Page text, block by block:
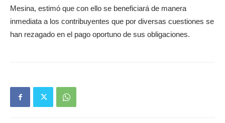
Mesina, estimó que con ello se beneficiará de manera
inmediata a los contribuyentes que por diversas cuestiones se
han rezagado en el pago oportuno de sus obligaciones.